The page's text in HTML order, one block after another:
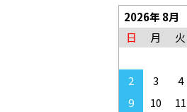
2026年 8月
日
月 火
2
3 4
9
10 11